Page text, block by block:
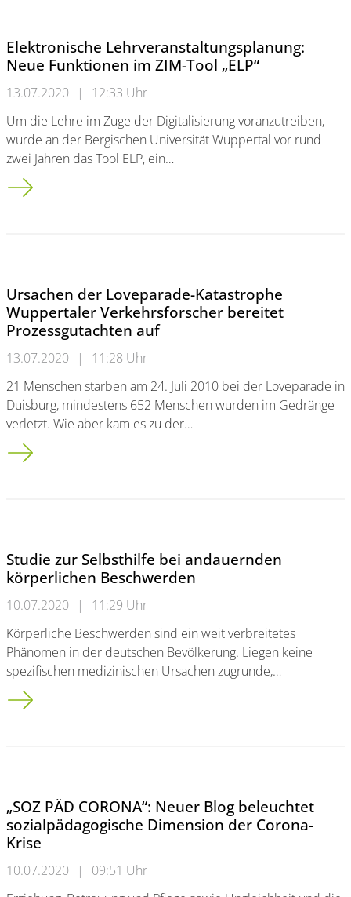
Elektronische Lehrveranstaltungsplanung:
Neue Funktionen im ZIM-Tool „ELP“
13.07.2020 |
12:33 Uhr
Um die Lehre im Zuge der Digitalisierung voranzutreiben,
wurde an der Bergischen Universität Wuppertal vor rund
zwei Jahren das Tool ELP, ein…
Elektronische Lehrveranstaltungsplanung: Neue Funktionen
Ursachen der Loveparade-Katastrophe
Wuppertaler Verkehrsforscher bereitet
Prozessgutachten auf
13.07.2020 |
11:28 Uhr
21 Menschen starben am 24. Juli 2010 bei der Loveparade in
Duisburg, mindestens 652 Menschen wurden im Gedränge
verletzt. Wie aber kam es zu der…
Ursachen der Loveparade-Katastrophe<br/> Wuppertaler
Studie zur Selbsthilfe bei andauernden
körperlichen Beschwerden
10.07.2020 |
11:29 Uhr
Körperliche Beschwerden sind ein weit verbreitetes
Phänomen in der deutschen Bevölkerung. Liegen keine
spezifischen medizinischen Ursachen zugrunde,…
Studie zur Selbsthilfe bei andauernden körperlichen
„SOZ PÄD CORONA“: Neuer Blog beleuchtet
sozialpädagogische Dimension der Corona-
Krise
10.07.2020 |
09:51 Uhr